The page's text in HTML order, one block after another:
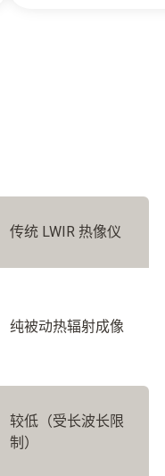
传统 LWIR 热像仪
纯被动热辐射成像
较低（受长波长限
制）